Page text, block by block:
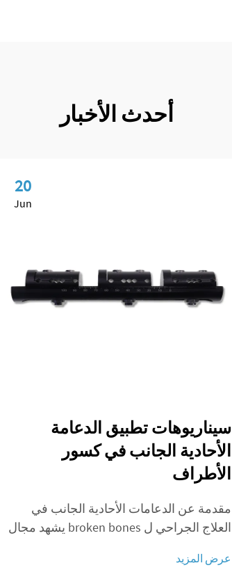
أحدث الأخبار
20
Jun
سيناريوهات تطبيق الدعامة
الأحادية الجانب في كسور
الأطراف
مقدمة عن الدعامات الأحادية الجانب في
العلاج الجراحي ل broken bones يشهد مجال
الأحادية الجانب التي توفر مناهج جديدة في
عرض المزيد